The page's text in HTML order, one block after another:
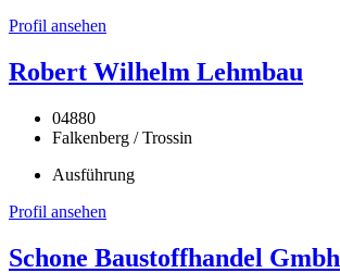
Profil ansehen
Robert Wilhelm Lehmbau
04880
Falkenberg / Trossin
Ausführung
Profil ansehen
Schone Baustoffhandel Gmbh